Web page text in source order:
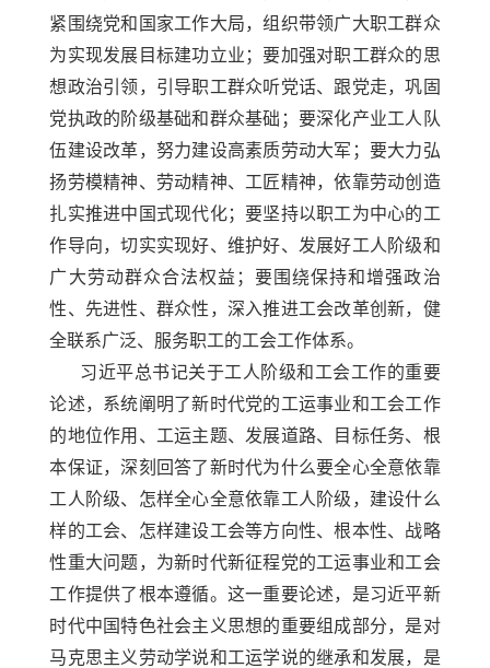
紧围绕党和国家工作大局，组织带领广大职工群众
为实现发展目标建功立业；要加强对职工群众的思
想政治引领，引导职工群众听党话、跟党走，巩固
党执政的阶级基础和群众基础；要深化产业工人队
伍建设改革，努力建设高素质劳动大军；要大力弘
扬劳模精神、劳动精神、工匠精神，依靠劳动创造
扎实推进中国式现代化；要坚持以职工为中心的工
作导向，切实实现好、维护好、发展好工人阶级和
广大劳动群众合法权益；要围绕保持和增强政治
性、先进性、群众性，深入推进工会改革创新，健
全联系广泛、服务职工的工会工作体系。
习近平总书记关于工人阶级和工会工作的重要
论述，系统阐明了新时代党的工运事业和工会工作
的地位作用、工运主题、发展道路、目标任务、根
本保证，深刻回答了新时代为什么要全心全意依靠
工人阶级、怎样全心全意依靠工人阶级，建设什么
样的工会、怎样建设工会等方向性、根本性、战略
性重大问题，为新时代新征程党的工运事业和工会
工作提供了根本遵循。这一重要论述，是习近平新
时代中国特色社会主义思想的重要组成部分，是对
马克思主义劳动学说和工运学说的继承和发展，是